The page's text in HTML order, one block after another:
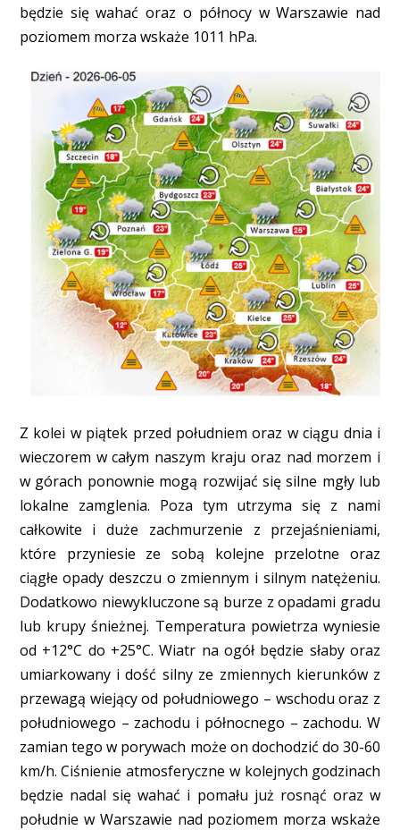
będzie się wahać oraz o północy w Warszawie nad
poziomem morza wskaże 1011 hPa.
Z kolei w piątek przed południem oraz w ciągu dnia i
wieczorem w całym naszym kraju oraz nad morzem i
w górach ponownie mogą rozwijać się silne mgły lub
lokalne zamglenia. Poza tym utrzyma się z nami
całkowite i duże zachmurzenie z przejaśnieniami,
które przyniesie ze sobą kolejne przelotne oraz
ciągłe opady deszczu o zmiennym i silnym natężeniu.
Dodatkowo niewykluczone są burze z opadami gradu
lub krupy śnieżnej. Temperatura powietrza wyniesie
od +12°C do +25°C. Wiatr na ogół będzie słaby oraz
umiarkowany i dość silny ze zmiennych kierunków z
przewagą wiejący od południowego – wschodu oraz z
południowego – zachodu i północnego – zachodu. W
zamian tego w porywach może on dochodzić do 30-60
km/h. Ciśnienie atmosferyczne w kolejnych godzinach
będzie nadal się wahać i pomału już rosnąć oraz w
południe w Warszawie nad poziomem morza wskaże